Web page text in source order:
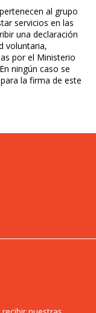
al grupo
servicios en las
una declaración
voluntaria,
por el Ministerio
ningún caso se
la firma de este